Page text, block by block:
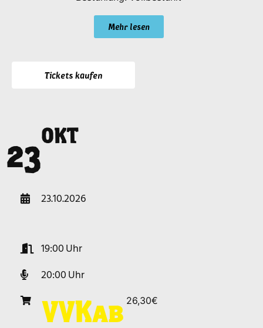
Mehr lesen
Tickets kaufen
23OKT
23.10.2026
19:00
20:00
VVKab 26,30€